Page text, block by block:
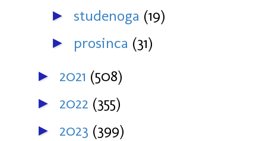
► studenoga (19)
► prosinca (31)
► 2021 (508)
► 2022 (355)
► 2023 (399)